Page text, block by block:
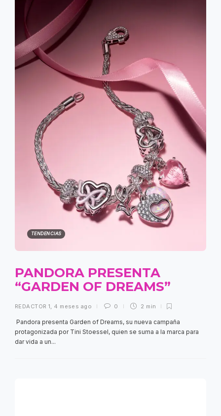
TENDENCIAS
PANDORA PRESENTA
“GARDEN OF DREAMS”
REDACTOR 1, 4 meses ago 0 2 min
Pandora presenta Garden of Dreams, su nueva campaña
protagonizada por Tini Stoessel, quien se suma a la marca para
dar vida a un...